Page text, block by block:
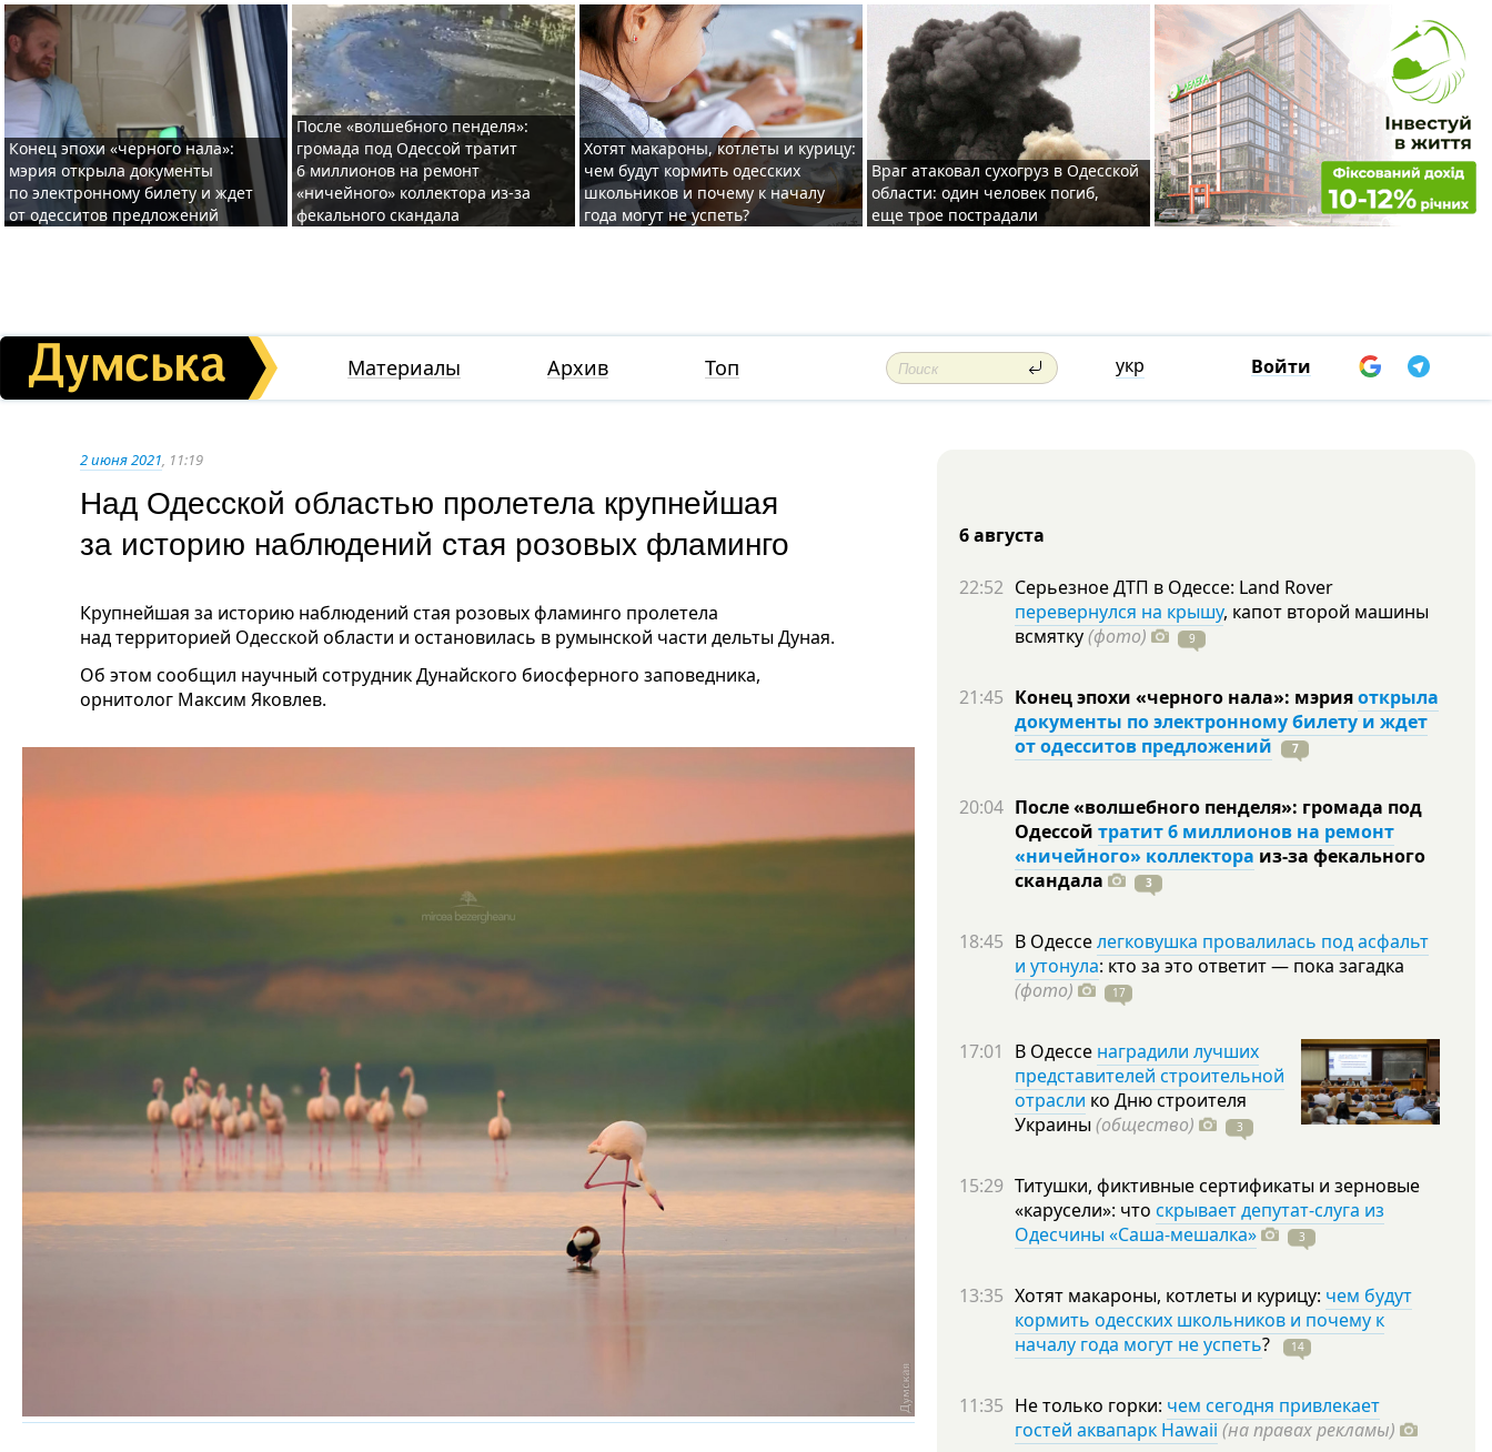
Конец эпохи «черного нала»:
мэрия открыла документы
по электронному билету и ждет
от одесситов предложений
После «волшебного пенделя»:
громада под Одессой тратит
6 миллионов на ремонт
«ничейного» коллектора из-за
фекального скандала
Хотят макароны, котлеты и курицу:
чем будут кормить одесских
школьников и почему к началу
года могут не успеть?
Враг атаковал сухогруз в Одесской
области: один человек погиб,
еще трое пострадали
Материалы Архив Топ укр Войти
2 июня 2021, 11:19
Над Одесской областью пролетела крупнейшая
за историю наблюдений стая розовых фламинго
Крупнейшая за историю наблюдений стая розовых фламинго пролетела
над территорией Одесской области и остановилась в румынской части дельты Дуная.
Об этом сообщил научный сотрудник Дунайского биосферного заповедника,
орнитолог Максим Яковлев.
6 августа
22:52 Серьезное ДТП в Одессе: Land Rover
перевернулся на крышу, капот второй машины
всмятку(фото) 9
21:45 Конец эпохи «черного нала»: мэрияоткрыла
документы по электронному билету и ждет
от одесситов предложений
7
20:04 После «волшебного пенделя»: громада под
Одессой тратит 6 миллионов на ремонт
«ничейного» коллектора из-за фекального
скандала
3
18:45 В Одесселегковушка провалилась под асфальт
и утонула: кто за это ответит — пока загадка
(фото)
17
17:01 В Одессе наградили лучших
представителей строительной
отрасли ко Дню строителя
Украины (общество) 3
15:29 Титушки, фиктивные сертификаты и зерновые
«карусели»: что скрывает депутат-слуга из
Одесчины «Саша-мешалка»
3
13:35 Хотят макароны, котлеты и курицу: чем будут
кормить одесских школьников и почему к
началу года могут не успеть? 14
11:35 Не только горки: чем сегодня привлекает
гостей аквапарк Hawaii (на правах рекламы)